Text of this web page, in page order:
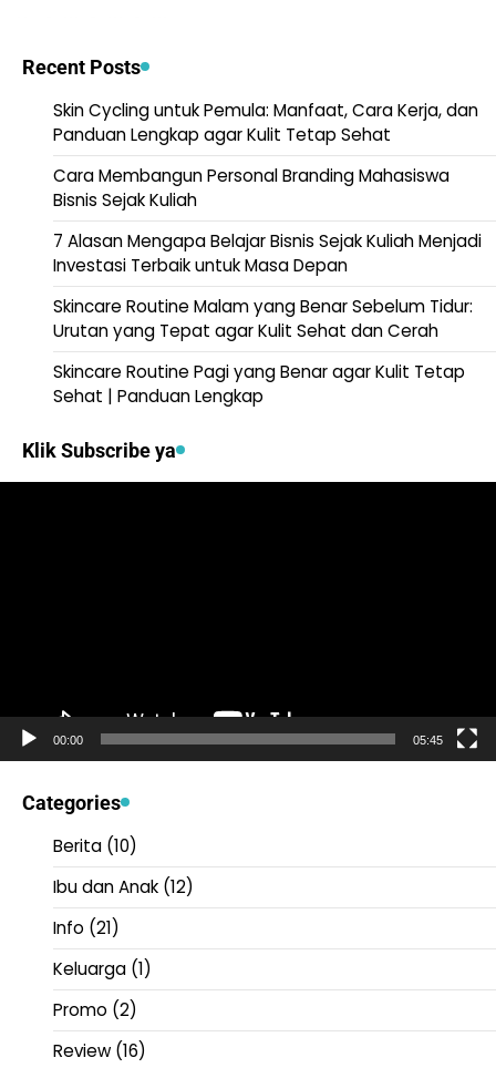
Recent Posts
Skin Cycling untuk Pemula: Manfaat, Cara Kerja, dan
Panduan Lengkap agar Kulit Tetap Sehat
Cara Membangun Personal Branding Mahasiswa
Bisnis Sejak Kuliah
7 Alasan Mengapa Belajar Bisnis Sejak Kuliah Menjadi
Investasi Terbaik untuk Masa Depan
Skincare Routine Malam yang Benar Sebelum Tidur:
Urutan yang Tepat agar Kulit Sehat dan Cerah
Skincare Routine Pagi yang Benar agar Kulit Tetap
Sehat | Panduan Lengkap
Klik Subscribe ya
00:00 05:45
Categories
Berita (10)
Ibu dan Anak (12)
Info (21)
Keluarga (1)
Promo (2)
Review (16)